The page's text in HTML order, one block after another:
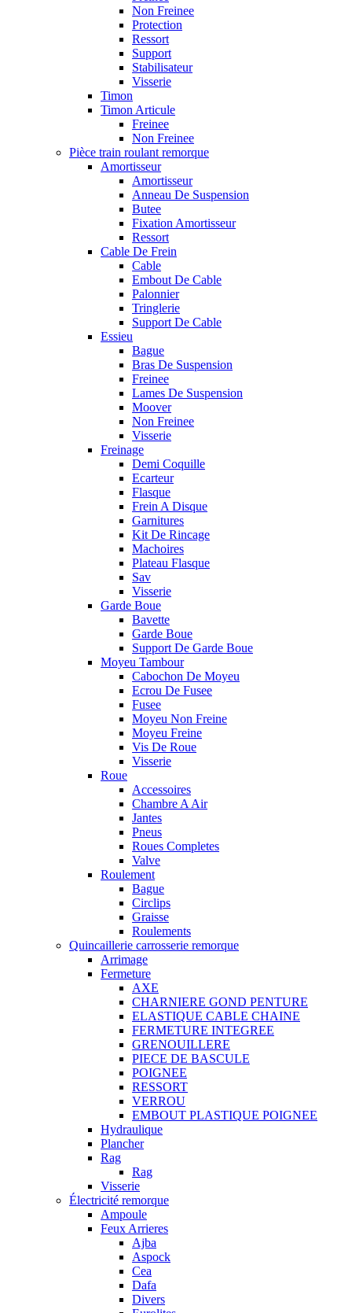
Non Freinee
Protection
Ressort
Support
Stabilisateur
Visserie
Timon
Timon Articule
Freinee
Non Freinee
Pièce train roulant remorque
Amortisseur
Amortisseur
Anneau De Suspension
Butee
Fixation Amortisseur
Ressort
Cable De Frein
Cable
Embout De Cable
Palonnier
Tringlerie
Support De Cable
Essieu
Bague
Bras De Suspension
Freinee
Lames De Suspension
Moover
Non Freinee
Visserie
Freinage
Demi Coquille
Ecarteur
Flasque
Frein A Disque
Garnitures
Kit De Rincage
Machoires
Plateau Flasque
Sav
Visserie
Garde Boue
Bavette
Garde Boue
Support De Garde Boue
Moyeu Tambour
Cabochon De Moyeu
Ecrou De Fusee
Fusee
Moyeu Non Freine
Moyeu Freine
Vis De Roue
Visserie
Roue
Accessoires
Chambre A Air
Jantes
Pneus
Roues Completes
Valve
Roulement
Bague
Circlips
Graisse
Roulements
Quincaillerie carrosserie remorque
Arrimage
Fermeture
AXE
CHARNIERE GOND PENTURE
ELASTIQUE CABLE CHAINE
FERMETURE INTEGREE
GRENOUILLERE
PIECE DE BASCULE
POIGNEE
RESSORT
VERROU
EMBOUT PLASTIQUE POIGNEE
Hydraulique
Plancher
Rag
Rag
Visserie
Électricité remorque
Ampoule
Feux Arrieres
Ajba
Aspock
Cea
Dafa
Divers